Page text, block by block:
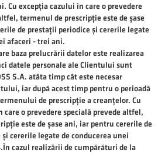
Cu excepția cazului în care o prevedere
termenul de prescripție este de șase
de prestații periodice și cererile legate
afaceri - trei ani.
baza prelucrării datelor este realizarea
datele personale ale Clientului sunt
S.A. atâta timp cât este necesar
iar după acest timp pentru o perioadă
de prescripție a creanțelor. Cu
care o prevedere specială prevede altfel,
este de șase ani, iar pentru cererile de
cererile legate de conducerea unei
cazul realizării de cumpărături de la